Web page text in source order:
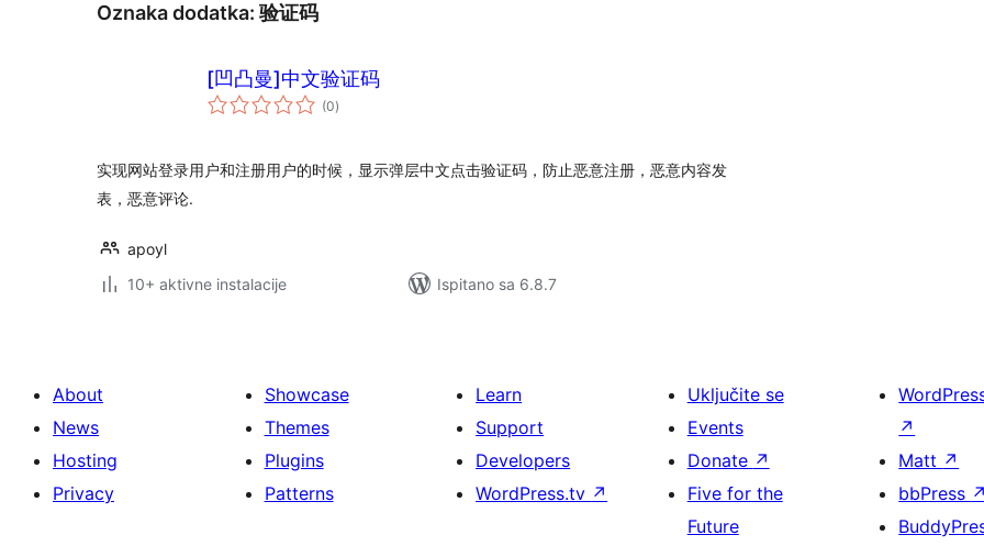
Oznaka dodatka: 验证码
[凹凸曼]中文验证码
(0ukupna
ocijena
)
实现网站登录用户和注册用户的时候，显示弹层中文点击验证码，防止恶意注册，恶意内容发
表，恶意评论.
apoyl
10+ aktivne instalacije
Ispitano sa 6.8.7
About
News
Hosting
Privacy
Showcase
Themes
Plugins
Patterns
Learn
Support
Developers
WordPress.tv ↗
Uključite se
Events
Donate ↗
Five for the
Future
↗
Matt ↗
bbPress ↗